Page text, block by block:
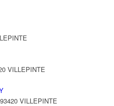
VILLEPINTE
VILLEPINTE